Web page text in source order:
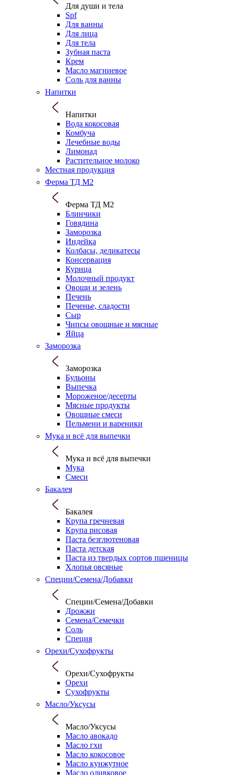
Для души и тела
Spf
Для ванны
Для лица
Для тела
Зубная паста
Крем
Масло магниевое
Соль для ванны
Напитки
Напитки
Вода кокосовая
Комбуча
Лечебные воды
Лимонад
Растительное молоко
Местная продукция
Ферма ТД М2
Ферма ТД М2
Блинчики
Говядина
Заморозка
Индейка
Колбасы, деликатесы
Консервация
Курица
Молочный продукт
Овощи и зелень
Печень
Печенье, сладости
Сыр
Чипсы овощные и мясные
Яйца
Заморозка
Заморозка
Бульоны
Выпечка
Мороженое/десерты
Мясные продукты
Овощные смеси
Пельмени и вареники
Мука и всё для выпечки
Мука и всё для выпечки
Мука
Смеси
Бакалея
Бакалея
Крупа гречневая
Крупа рисовая
Паста безглютеновая
Паста детская
Паста из твердых сортов пшеницы
Хлопья овсяные
Специи/Семена/Добавки
Специи/Семена/Добавки
Дрожжи
Семена/Семечки
Соль
Специя
Орехи/Сухофрукты
Орехи/Сухофрукты
Орехи
Сухофрукты
Масло/Уксусы
Масло/Уксусы
Масло авокадо
Масло гхи
Масло кокосовое
Масло кунжутное
Масло оливковое